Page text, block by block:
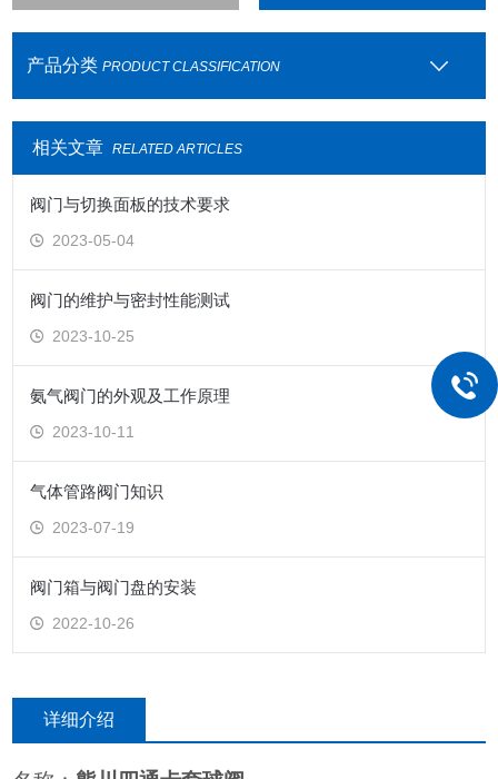
产品分类 PRODUCT CLASSIFICATION
相关文章 RELATED ARTICLES
阀门与切换面板的技术要求
2023-05-04
阀门的维护与密封性能测试
2023-10-25
氨气阀门的外观及工作原理
2023-10-11
气体管路阀门知识
2023-07-19
阀门箱与阀门盘的安装
2022-10-26
详细介绍